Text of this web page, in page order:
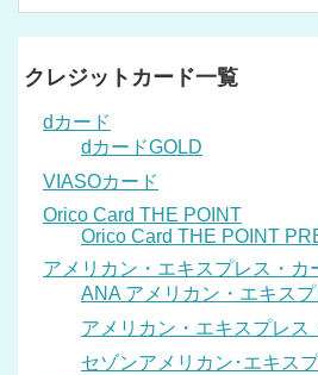
クレジットカード一覧
dカード
dカードGOLD
VIASOカード
Orico Card THE POINT
Orico Card THE POINT
アメリカン・エキスプレス・カ
ANA アメリカン・エキス
アメリカン・エキスプレス
セゾンアメリカン･エキス